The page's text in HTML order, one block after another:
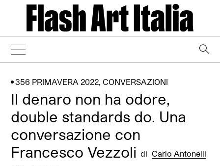
356 PRIMAVERA 2022,CONVERSAZIONI
Il denaro non ha odore,
double standards do. Una
conversazione con
Francesco Vezzolidi Carlo Antonelli